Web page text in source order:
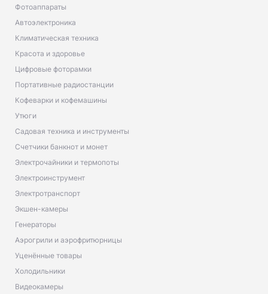
Фотоаппараты
Автоэлектроника
Климатическая техника
Красота и здоровье
Цифровые фоторамки
Портативные радиостанции
Кофеварки и кофемашины
Утюги
Садовая техника и инструменты
Счетчики банкнот и монет
Электрочайники и термопоты
Электроинструмент
Электротранспорт
Экшен-камеры
Генераторы
Аэрогрили и аэрофритюрницы
Уценённые товары
Холодильники
Видеокамеры